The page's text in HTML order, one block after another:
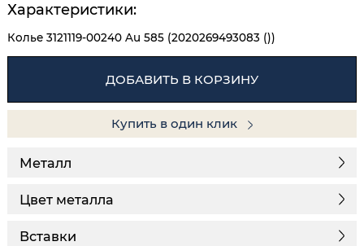
Характеристики:
Колье 3121119-00240 Au 585 (2020269493083 ())
ДОБАВИТЬ В КОРЗИНУ
Купить в один клик
Металл
Цвет металла
Вставки